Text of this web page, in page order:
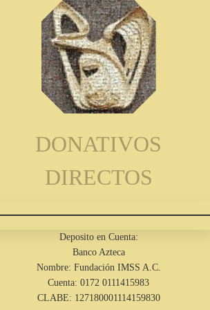
DONATIVOS
DIRECTOS
Deposito en Cuenta:
Banco Azteca
Nombre: Fundación IMSS A.C.
Cuenta: 0172 0111415983
CLABE: 127180001114159830